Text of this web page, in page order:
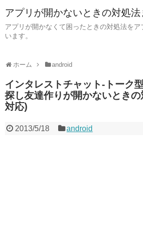
アプリが開かないときの対処法
アプリが開かなくて困ったときの対処法をア
います。
ホーム android
インタレストチャット-トーク
探し友達作りが開かないとき
対応)
2013/5/18 android